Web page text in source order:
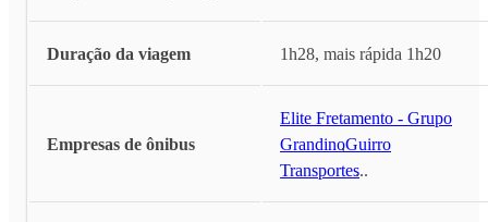
Duração da viagem 1h28, mais rápida 1h20
Empresas de ônibus
Elite Fretamento - Grupo
Grandino,Guirro
Transportes...